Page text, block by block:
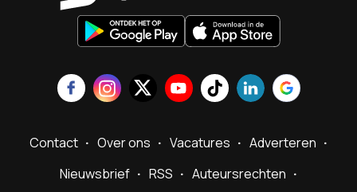
Contact Over ons Vacatures
Adverteren
Nieuwsbrief
RSS
Auteursrechten